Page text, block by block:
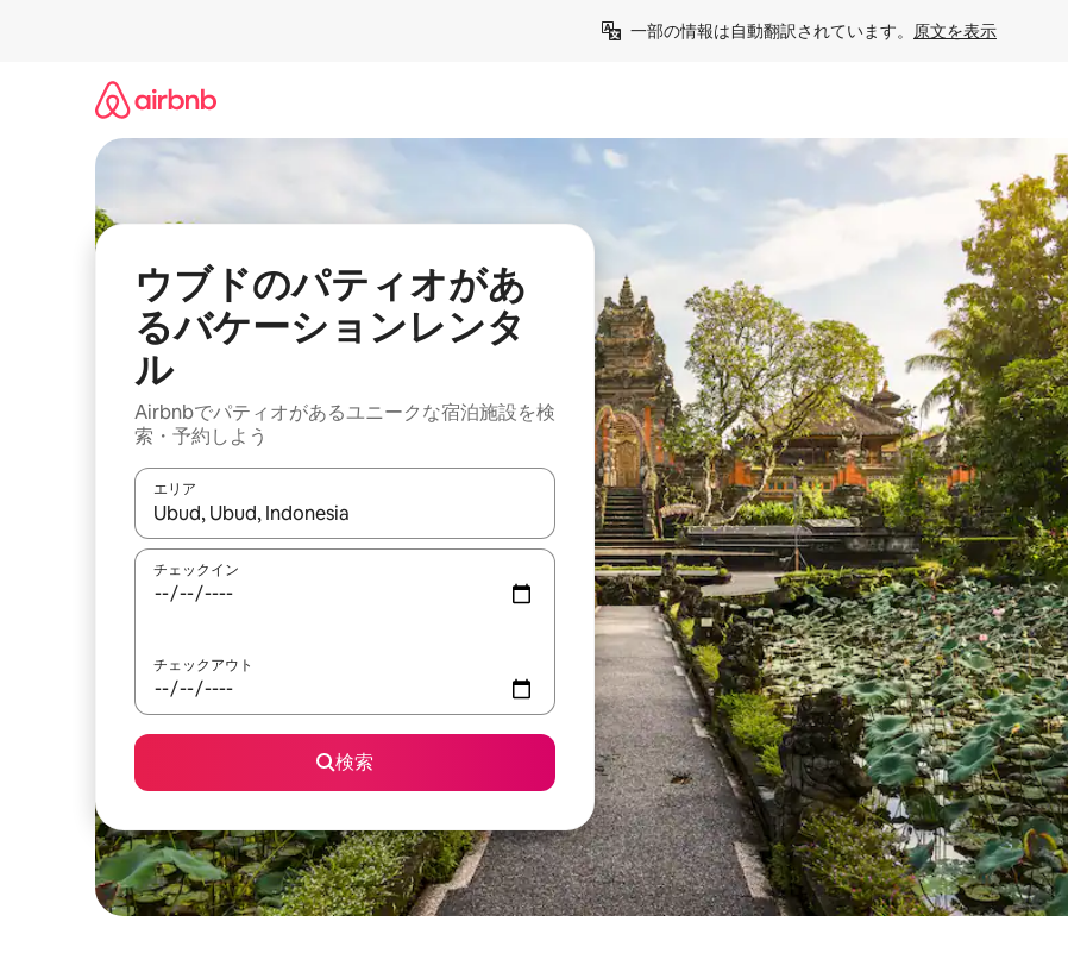
一部の情報は自動翻訳されています。 原文を表示
ウブドのパティオがあ
るバケーションレンタ
ル
Airbnbでパティオがあるユニークな宿泊施設を検
索・予約しよう
エリア
検索結果が表示されたら、上下の矢印キーを使って移動するか、画面をタッチまたはスワイプして検索結果を確認すること
チェックイン
チェックアウト
検索